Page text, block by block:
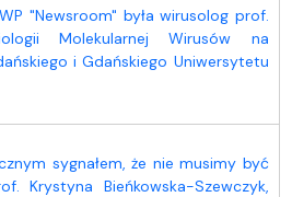
"Newsroom" była wirusolog prof.
Molekularnej Wirusów na
i Gdańskiego Uniwersytetu
sygnałem, że nie musimy być
Krystyna Bieńkowska-Szewczyk,